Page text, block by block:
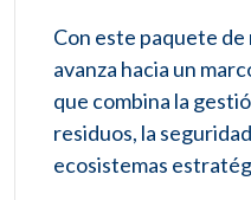
Con este paquete
avanza hacia un
que combina la
residuos, la
ecosistemas